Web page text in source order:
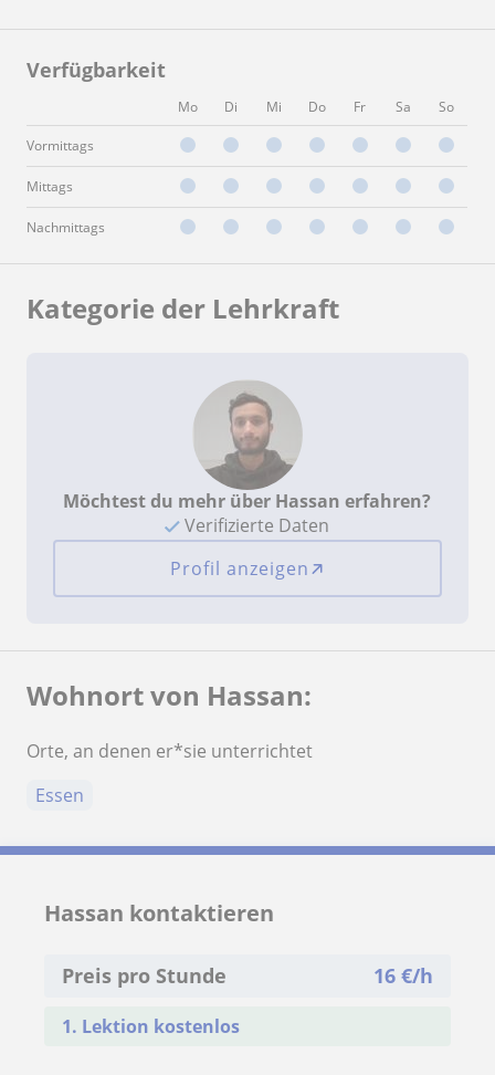
Verfügbarkeit
Mo Di Mi Do Fr Sa So
Vormittags
Mittags
Nachmittags
Kategorie der Lehrkraft
Möchtest du mehr über Hassan erfahren?
Verifizierte Daten
Profil anzeigen
Wohnort von Hassan:
Orte, an denen er*sie unterrichtet
Essen
Hassan kontaktieren
Preis pro Stunde 16€/h
1. Lektion kostenlos